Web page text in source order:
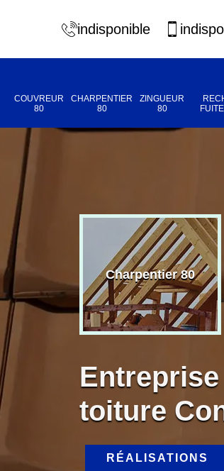
indisponible
COUVREUR
80
CHARPENTIER
80
ZINGUEUR
80
80 Charpentier 80
toiture
RÉALISATIONS